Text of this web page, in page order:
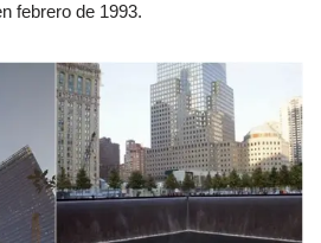
febrero de 1993.